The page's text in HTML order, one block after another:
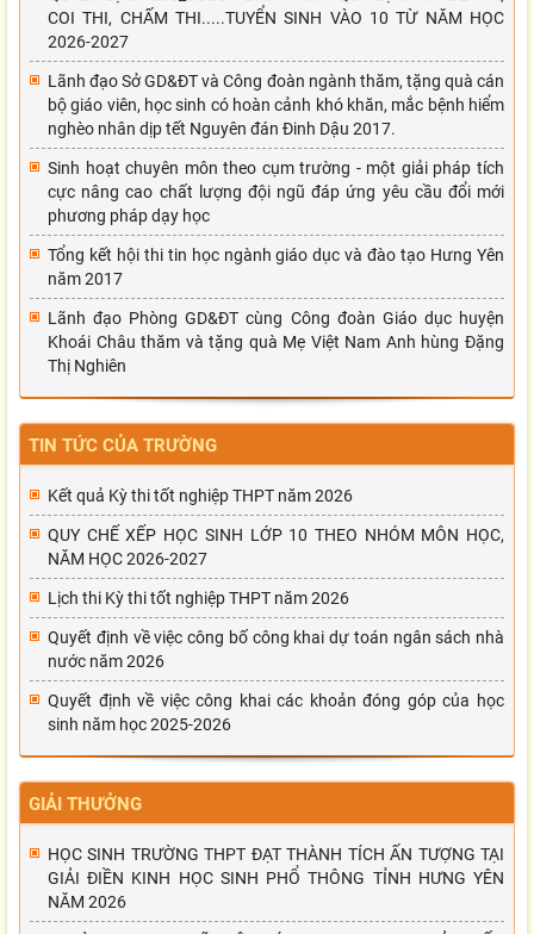
COI THI, CHẤM THI.....TUYỂN SINH VÀO 10 TỪ NĂM HỌC
2026-2027
Lãnh đạo Sở GD&ĐT và Công đoàn ngành thăm, tặng quà cán
bộ giáo viên, học sinh có hoàn cảnh khó khăn, mắc bệnh hiểm
nghèo nhân dịp tết Nguyên đán Đinh Dậu 2017.
Sinh hoạt chuyên môn theo cụm trường - một giải pháp tích
cực nâng cao chất lượng đội ngũ đáp ứng yêu cầu đổi mới
phương pháp dạy học
Tổng kết hội thi tin học ngành giáo dục và đào tạo Hưng Yên
năm 2017
Lãnh đạo Phòng GD&ĐT cùng Công đoàn Giáo dục huyện
Khoái Châu thăm và tặng quà Mẹ Việt Nam Anh hùng Đặng
Thị Nghiên
TIN TỨC CỦA TRƯỜNG
Kết quả Kỳ thi tốt nghiệp THPT năm 2026
QUY CHẾ XẾP HỌC SINH LỚP 10 THEO NHÓM MÔN HỌC,
NĂM HỌC 2026-2027
Lịch thi Kỳ thi tốt nghiệp THPT năm 2026
Quyết định về việc công bố công khai dự toán ngân sách nhà
nước năm 2026
Quyết định về việc công khai các khoản đóng góp của học
sinh năm học 2025-2026
GIẢI THƯỞNG
HỌC SINH TRƯỜNG THPT ĐẠT THÀNH TÍCH ẤN TƯỢNG TẠI
GIẢI ĐIỀN KINH HỌC SINH PHỔ THÔNG TỈNH HƯNG YÊN
NĂM 2026